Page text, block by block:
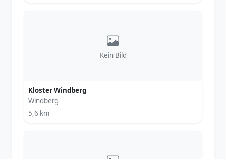
Kein Bild
Kloster Windberg
Windberg
5,6 km